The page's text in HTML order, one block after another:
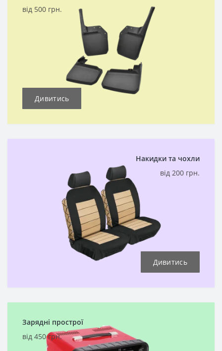
від 500 грн.
Дивитись
Накидки та чохли
від 200 грн.
Дивитись
Зарядні прострої
від 450 грн.